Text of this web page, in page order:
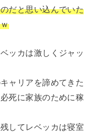
だと思い込んでいた
ッカは激しくジャッ
ャリアを諦めてきた
死に家族のために稼
してレベッカは寝室